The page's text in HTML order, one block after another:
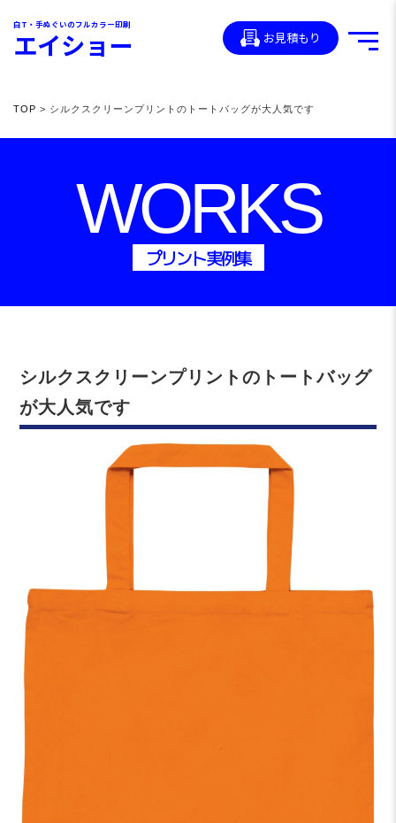
白T・手ぬぐいのフルカラー印刷
エイショー お見積もり
TOP > シルクスクリーンプリントのトートバッグが大人気です
WORKS
プリント実例集
シルクスクリーンプリントのトートバッグ
が大人気です